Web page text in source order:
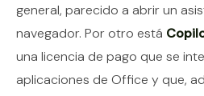
general, parecido a abrir un
navegador. Por otro está
una licencia de pago que se
aplicaciones de Office y que,